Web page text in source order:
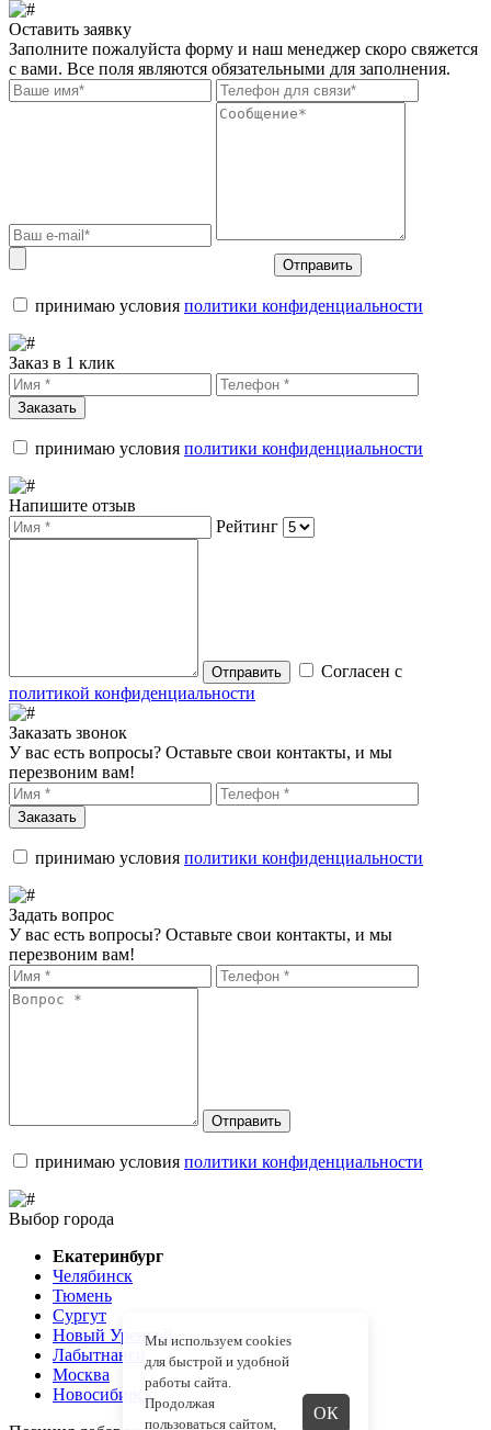
Оставить заявку
Заполните пожалуйста форму и наш менеджер скоро свяжется
с вами. Все поля являются обязательными для заполнения.
Отправить
принимаю условия политики конфиденциальности
Заказ в 1 клик
Заказать
принимаю условия политики конфиденциальности
Напишите отзыв
Рейтинг
Отправить
Согласен с
политикой конфиденциальности
Заказать звонок
У вас есть вопросы? Оставьте свои контакты, и мы
перезвоним вам!
Заказать
принимаю условия политики конфиденциальности
Задать вопрос
У вас есть вопросы? Оставьте свои контакты, и мы
перезвоним вам!
Отправить
принимаю условия политики конфиденциальности
Выбор города
Екатеринбург
Челябинск
Тюмень
Сургут
Новый Уренгой
Лабытнанги
Москва
Новосибирск
Мы используем cookies
для быстрой и удобной
работы сайта.
Продолжая
пользоваться сайтом,
ОК